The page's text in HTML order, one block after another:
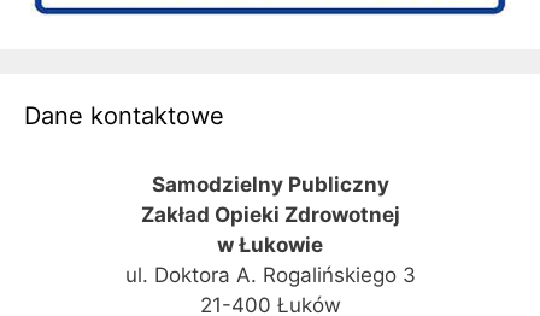
Dane kontaktowe
Samodzielny Publiczny
Zakład Opieki Zdrowotnej
w Łukowie
ul. Doktora A. Rogalińskiego 3
21-400 Łuków